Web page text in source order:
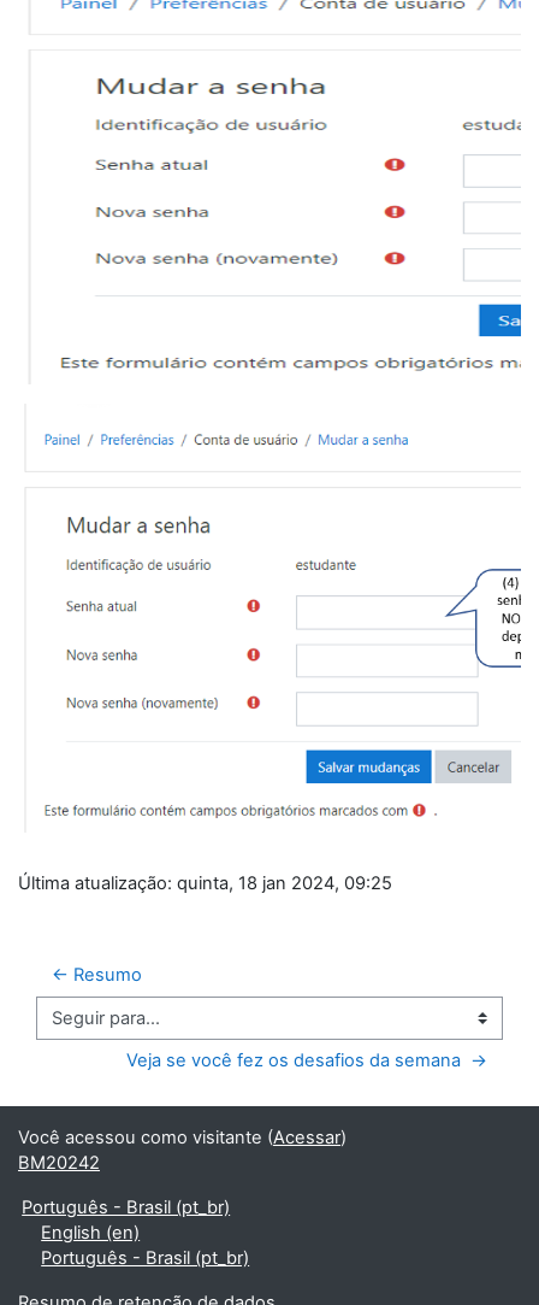
Última atualização: quinta, 18 jan 2024, 09:25
← Resumo
Seguir para...
Veja se você fez os desafios da semana  →
Você acessou como visitante (Acessar)
BM20242
Português - Brasil ‎(pt_br)‎
English ‎(en)‎
Português - Brasil ‎(pt_br)‎